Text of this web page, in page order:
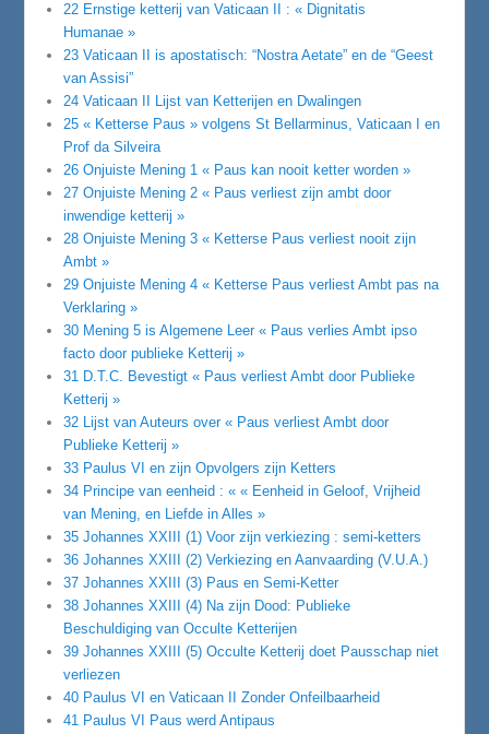
22 Ernstige ketterij van Vaticaan II : « Dignitatis
Humanae »
23 Vaticaan II is apostatisch: “Nostra Aetate” en de “Geest
van Assisi”
24 Vaticaan II Lijst van Ketterijen en Dwalingen
25 « Ketterse Paus » volgens St Bellarminus, Vaticaan I en
Prof da Silveira
26 Onjuiste Mening 1 « Paus kan nooit ketter worden »
27 Onjuiste Mening 2 « Paus verliest zijn ambt door
inwendige ketterij »
28 Onjuiste Mening 3 « Ketterse Paus verliest nooit zijn
Ambt »
29 Onjuiste Mening 4 « Ketterse Paus verliest Ambt pas na
Verklaring »
30 Mening 5 is Algemene Leer « Paus verlies Ambt ipso
facto door publieke Ketterij »
31 D.T.C. Bevestigt « Paus verliest Ambt door Publieke
Ketterij »
32 Lijst van Auteurs over « Paus verliest Ambt door
Publieke Ketterij »
33 Paulus VI en zijn Opvolgers zijn Ketters
34 Principe van eenheid : « « Eenheid in Geloof, Vrijheid
van Mening, en Liefde in Alles »
35 Johannes XXIII (1) Voor zijn verkiezing : semi-ketters
36 Johannes XXIII (2) Verkiezing en Aanvaarding (V.U.A.)
37 Johannes XXIII (3) Paus en Semi-Ketter
38 Johannes XXIII (4) Na zijn Dood: Publieke
Beschuldiging van Occulte Ketterijen
39 Johannes XXIII (5) Occulte Ketterij doet Pausschap niet
verliezen
40 Paulus VI en Vaticaan II Zonder Onfeilbaarheid
41 Paulus VI Paus werd Antipaus